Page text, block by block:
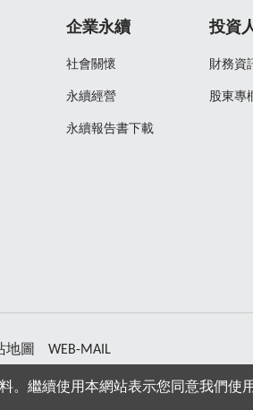
企業永續
社會關懷
永續經營
永續報告書下載
投資
財務資
股東專
地圖 WEB-MAIL
。繼續使用本網站表示您同意我們使